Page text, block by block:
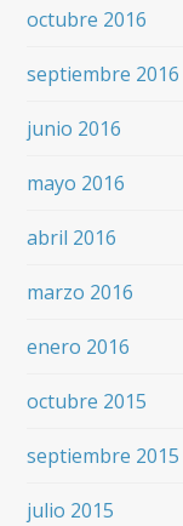
octubre 2016
septiembre 2016
junio 2016
mayo 2016
abril 2016
marzo 2016
enero 2016
octubre 2015
septiembre 2015
julio 2015